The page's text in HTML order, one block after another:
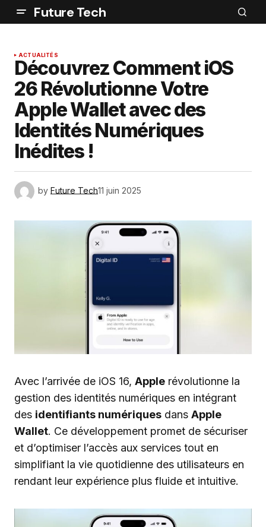
Future Tech
ACTUALITÉS
Découvrez Comment iOS
26 Révolutionne Votre
Apple Wallet avec des
Identités Numériques
Inédites !
by Future Tech11 juin 2025
Avec l’arrivée de iOS 16, Apple révolutionne la
gestion des identités numériques en intégrant
des identifiants numériques dans Apple
Wallet. Ce développement promet de sécuriser
et d’optimiser l’accès aux services tout en
simplifiant la vie quotidienne des utilisateurs en
rendant leur expérience plus fluide et intuitive.